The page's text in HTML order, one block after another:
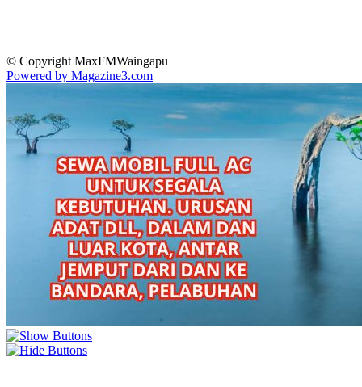
© Copyright MaxFMWaingapu
Powered by Magazine3.com